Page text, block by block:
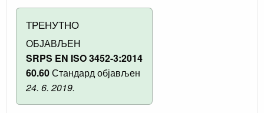
ТРЕНУТНО
ОБЈАВЉЕН
SRPS EN ISO 3452-3:2014
60.60Стандард објављен
24. 6. 2019.